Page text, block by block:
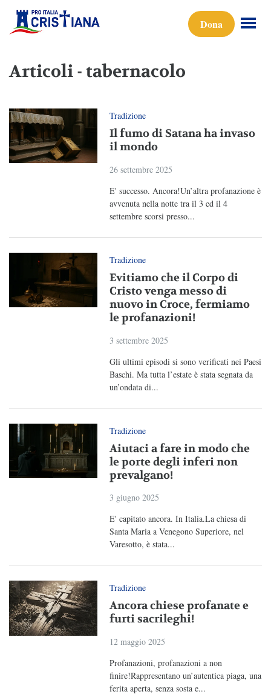
Dona
Articoli - tabernacolo
Tradizione
Il fumo di Satana ha invaso
il mondo
26 settembre 2025
E' successo. Ancora!Un’altra profanazione è
avvenuta nella notte tra il 3 ed il 4
settembre scorsi presso...
Tradizione
Evitiamo che il Corpo di
Cristo venga messo di
nuovo in Croce, fermiamo
le profanazioni!
3 settembre 2025
Gli ultimi episodi si sono verificati nei Paesi
Baschi. Ma tutta l’estate è stata segnata da
un’ondata di...
Tradizione
Aiutaci a fare in modo che
le porte degli inferi non
prevalgano!
3 giugno 2025
E' capitato ancora. In Italia.La chiesa di
Santa Maria a Venegono Superiore, nel
Varesotto, è stata...
Tradizione
Ancora chiese profanate e
furti sacrileghi!
12 maggio 2025
Profanazioni, profanazioni a non
finire!Rappresentano un’autentica piaga, una
ferita aperta, senza sosta e...